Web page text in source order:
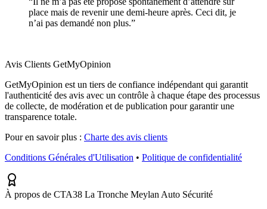
place mais de revenir une demi-heure après. Ceci dit, je
n’ai pas demandé non plus.”
Avis Clients GetMyOpinion
GetMyOpinion est un tiers de confiance indépendant qui garantit
l'authenticité des avis avec un contrôle à chaque étape des processus
de collecte, de modération et de publication pour garantir une
transparence totale.
Pour en savoir plus : Charte des avis clients
Conditions Générales d'Utilisation • Politique de confidentialité
À propos de CTA38 La Tronche Meylan Auto Sécurité